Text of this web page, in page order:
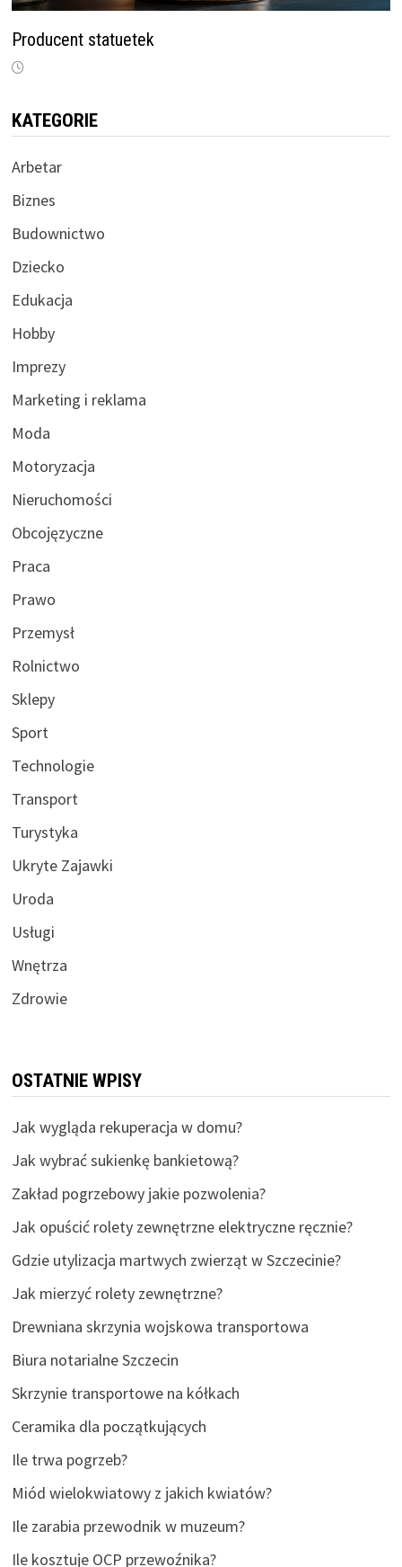
Producent statuetek
KATEGORIE
Arbetar
Biznes
Budownictwo
Dziecko
Edukacja
Hobby
Imprezy
Marketing i reklama
Moda
Motoryzacja
Nieruchomości
Obcojęzyczne
Praca
Prawo
Przemysł
Rolnictwo
Sklepy
Sport
Technologie
Transport
Turystyka
Ukryte Zajawki
Uroda
Usługi
Wnętrza
Zdrowie
OSTATNIE WPISY
Jak wygląda rekuperacja w domu?
Jak wybrać sukienkę bankietową?
Zakład pogrzebowy jakie pozwolenia?
Jak opuścić rolety zewnętrzne elektryczne ręcznie?
Gdzie utylizacja martwych zwierząt w Szczecinie?
Jak mierzyć rolety zewnętrzne?
Drewniana skrzynia wojskowa transportowa
Biura notarialne Szczecin
Skrzynie transportowe na kółkach
Ceramika dla początkujących
Ile trwa pogrzeb?
Miód wielokwiatowy z jakich kwiatów?
Ile zarabia przewodnik w muzeum?
Ile kosztuje OCP przewoźnika?